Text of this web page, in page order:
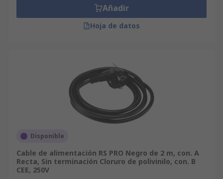
Añadir
Hoja de datos
Disponible
Cable de alimentación RS PRO Negro de 2 m, con. A
Recta, Sin terminación Cloruro de polivinilo, con. B
CEE, 250V